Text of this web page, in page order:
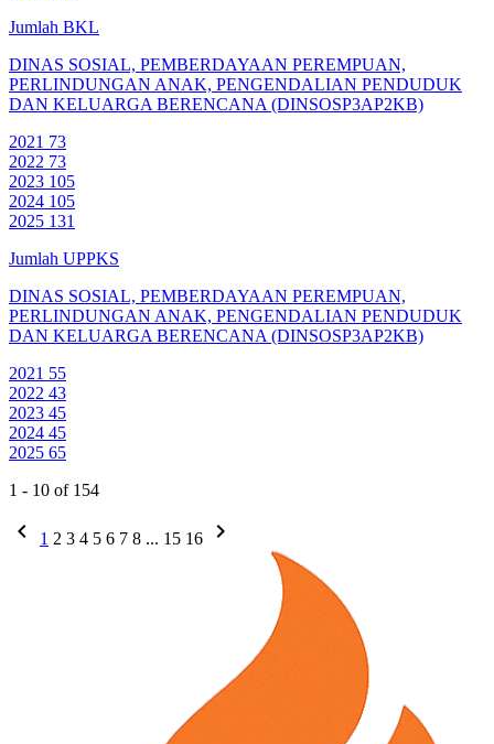
Jumlah BKL
DINAS SOSIAL, PEMBERDAYAAN PEREMPUAN,
PERLINDUNGAN ANAK, PENGENDALIAN PENDUDUK
DAN KELUARGA BERENCANA (DINSOSP3AP2KB)
2021 73
2022 73
2023 105
2024 105
2025 131
Jumlah UPPKS
DINAS SOSIAL, PEMBERDAYAAN PEREMPUAN,
PERLINDUNGAN ANAK, PENGENDALIAN PENDUDUK
DAN KELUARGA BERENCANA (DINSOSP3AP2KB)
2021 55
2022 43
2023 45
2024 45
2025 65
1 - 10 of 154
chevron_left 1 2 3 4 5 6 7 8 ... 15 16 chevron_right